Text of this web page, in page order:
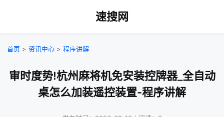
速搜网
首页 > 资讯中心 > 程序讲解
审时度势!杭州麻将机免安装控牌器_全自动
桌怎么加装遥控装置-程序讲解